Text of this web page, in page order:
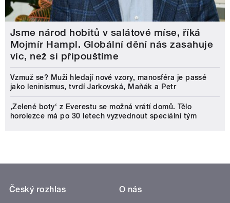
Jsme národ hobitů v salátové míse, říká
Mojmír Hampl. Globální dění nás zasahuje
víc, než si připouštíme
Vzmuž se? Muži hledají nové vzory, manosféra je passé
jako leninismus, tvrdí Jarkovská, Maňák a Petr
‚Zelené boty‘ z Everestu se možná vrátí domů. Tělo
horolezce má po 30 letech vyzvednout speciální tým
Český rozhlas
O nás